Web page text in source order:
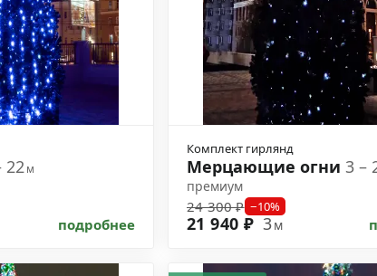
22м
подробнее
Комплект гирлянд
Мерцающие огни 3 –
премиум
24 300 ₽ −10%
21 940 ₽ 3м